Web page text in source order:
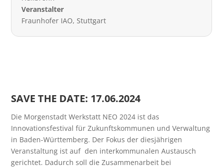
Veranstalter
Fraunhofer IAO, Stuttgart
SAVE THE DATE: 17.06.2024
Die Morgenstadt Werkstatt NEO 2024 ist das
Innovationsfestival für Zukunftskommunen und Verwaltung
in Baden-Württemberg. Der Fokus der diesjährigen
Veranstaltung ist auf den interkommunalen Austausch
gerichtet. Dadurch soll die Zusammenarbeit bei